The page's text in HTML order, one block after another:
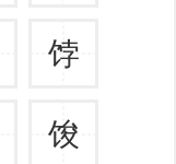
饽
馂